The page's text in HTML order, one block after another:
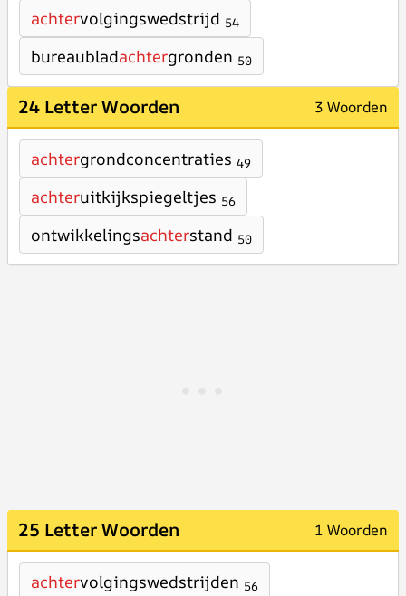
achtervolgingswedstrijd 54
bureaubladachtergronden 50
24 Letter Woorden 3 Woorden
achtergrondconcentraties 49
achteruitkijkspiegeltjes 56
ontwikkelingsachterstand 50
25 Letter Woorden 1 Woorden
achtervolgingswedstrijden 56